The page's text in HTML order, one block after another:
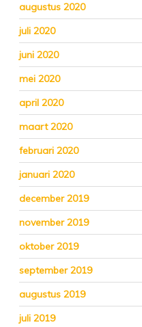
augustus 2020
juli 2020
juni 2020
mei 2020
april 2020
maart 2020
februari 2020
januari 2020
december 2019
november 2019
oktober 2019
september 2019
augustus 2019
juli 2019